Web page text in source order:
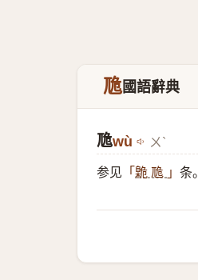
卼國語辭典
卼wù ㄨˋ
参见 「 臲 卼 」 条。